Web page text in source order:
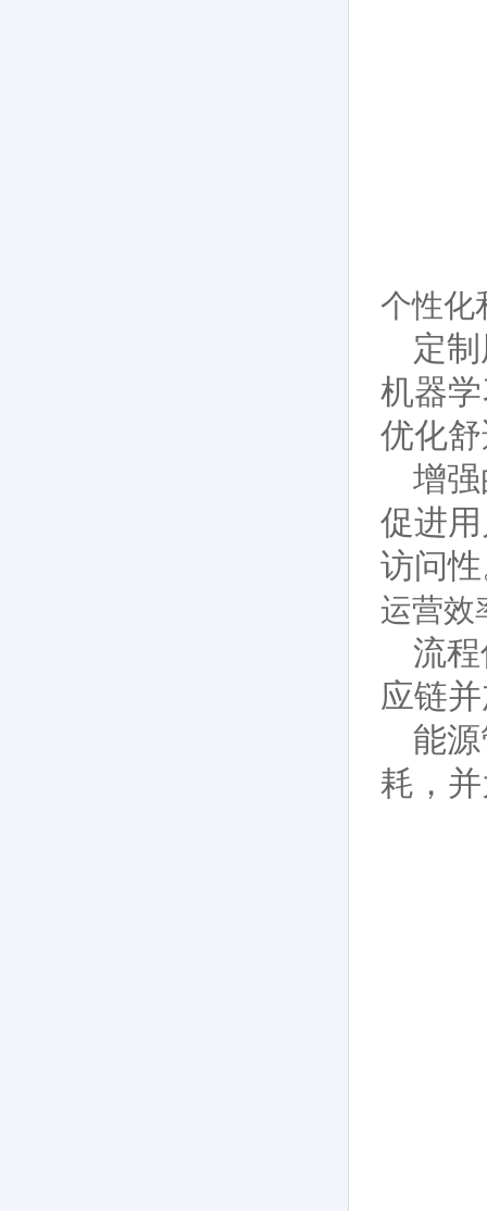
个性化
定
机器
优化
增
促进
访问
运营效
流
应链
能
耗，